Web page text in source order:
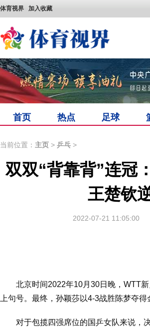
体育视界 加入收藏
首页 热点 足球
当前位置： 主页 > 乒乓 >
双双“背靠背”连冠
王楚钦
2022-07-21 11:05:00
北京时间2022年10月30日晚，WTT
上句号。最终，孙颖莎以4-3战胜陈梦夺
对于包揽四强席位的国乒女队来说，